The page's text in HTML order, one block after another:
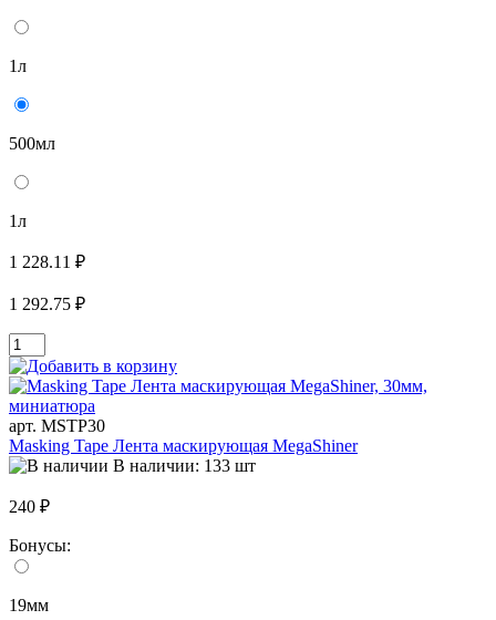
1л
500мл
1л
1 228.11 ₽
1 292.75 ₽
арт. MSTP30
Masking Tape Лента маскирующая MegaShiner
В наличии: 133 шт
240 ₽
Бонусы:
19мм